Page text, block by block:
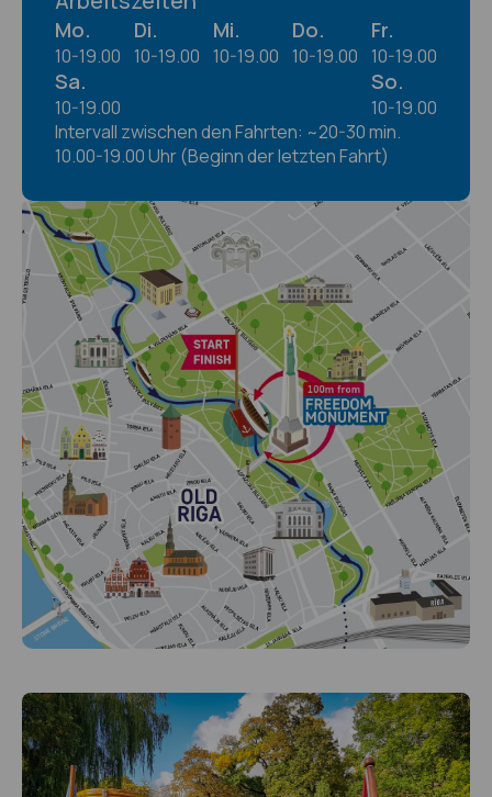
Mo.
10-19.00
Di.
10-19.00
Mi.
10-19.00
Do.
10-19.00
Fr.
10-19.00
Sa.
10-19.00
So.
10-19.00
Intervall zwischen den Fahrten: ~20-30 min.
10.00-19.00 Uhr (Beginn der letzten Fahrt)